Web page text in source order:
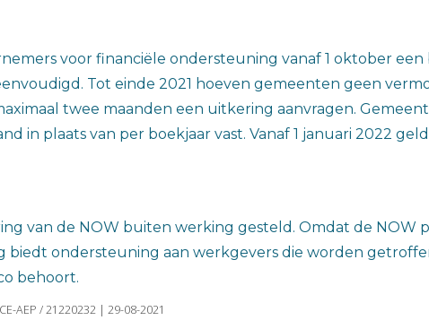
voor financiële ondersteuning vanaf 1 oktober
Tot einde 2021 hoeven gemeenten geen
twee maanden een uitkering aanvragen.
in plaats van per boekjaar vast. Vanaf 1 januari 2022
van de NOW buiten werking gesteld. Omdat de NOW
biedt ondersteuning aan werkgevers die worden
behoort.
AEP / 21220232 | 29-08-2021